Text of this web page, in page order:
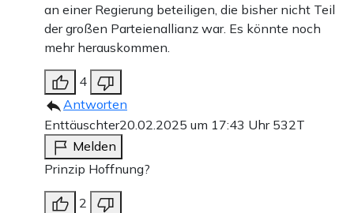
an einer Regierung beteiligen, die bisher nicht Teil
der großen Parteienallianz war. Es könnte noch
mehr herauskommen.
4
Antworten
Enttäuschter20.02.2025 um 17:43 Uhr 532T
Melden
Prinzip Hoffnung?
2